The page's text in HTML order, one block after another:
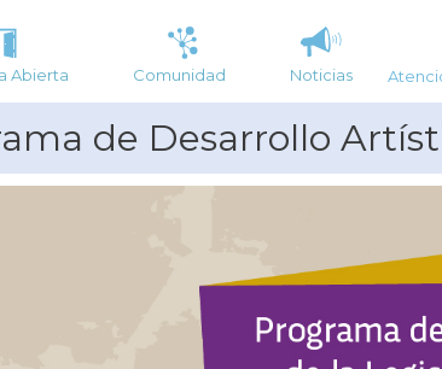
Abierta Comunidad Noticias
de Desarrollo